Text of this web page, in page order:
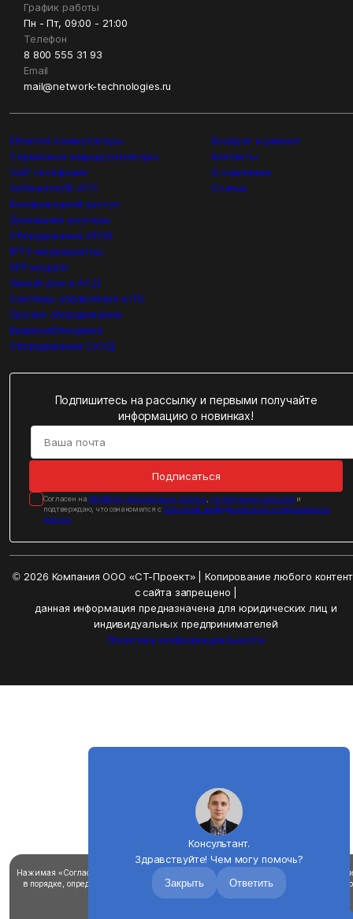
Нажимая «Согласен», вы соглашаетесь на использование файлов cookie для
в порядке, определенном в
политике использования файлов «cookie».
Вы можете
cookie в настройках браузера
График работы
Пн - Пт, 09:00 - 21:00
Телефон
8 800 555 31 93
Email
mail@network-technologies.ru
Ethernet коммутаторы
Сервисные маршрутизаторы
VoIP телефония
Softswitch/IP-ATC
Беспроводной доступ
Домашние роутеры
Оборудование xPON
IPTV медиацентры
SFP модули
Умный дом и АСД
Системы управления и ПО
Прочее оборудование
Видеонаблюдение
Оборудование СКУД
Возврат и ремонт
Контакты
О компании
Статьи
Подпишитесь на рассылку и первыми получайте
информацию о новинках!
Подписаться
Cогласен на обработку персональных данных, на получение рассылоки
подтверждаю, что ознакомился с Политикой конфиденциальности персональных
данных
© 2026 Компания ООО «СТ-Проект» | Копирование любого
с сайта запрещено |
данная информация предназначена для юридических лиц и
индивидуальных предпринимателей
Политика конфиденциальности
Консультант.
Здравствуйте! Чем могу помочь?
Закрыть Ответить